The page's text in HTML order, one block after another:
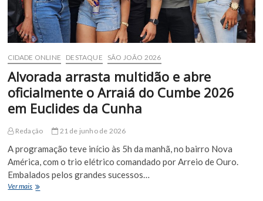
CIDADE ONLINE DESTAQUE SÃO JOÃO 2026
Alvorada arrasta multidão e abre
oficialmente o Arraiá do Cumbe 2026
em Euclides da Cunha
Redação 21 de junho de 2026
A programação teve início às 5h da manhã, no bairro Nova
América, com o trio elétrico comandado por Arreio de Ouro.
Embalados pelos grandes sucessos…
Ver maisAlvorada